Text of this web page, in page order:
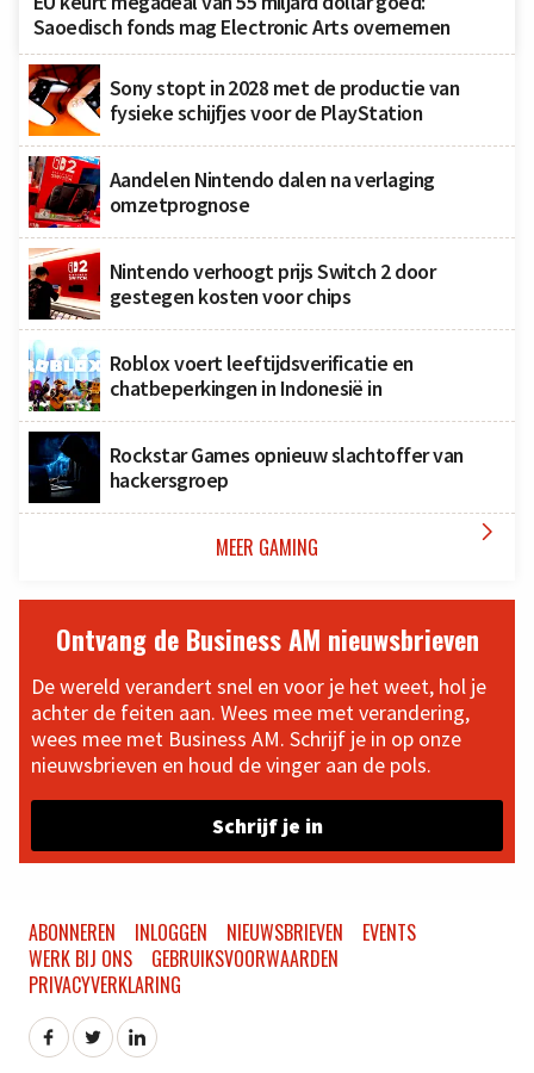
Saoedisch fonds mag Electronic Arts overnemen
Sony stopt in 2028 met de productie van
fysieke schijfjes voor de PlayStation
Aandelen Nintendo dalen na verlaging
omzetprognose
Nintendo verhoogt prijs Switch 2 door
gestegen kosten voor chips
Roblox voert leeftijdsverificatie en
chatbeperkingen in Indonesië in
Rockstar Games opnieuw slachtoffer van
hackersgroep
MEER GAMING 
Ontvang de Business AM nieuwsbrieven
De wereld verandert snel en voor je het weet, hol je
achter de feiten aan. Wees mee met verandering,
wees mee met Business AM. Schrijf je in op onze
nieuwsbrieven en houd de vinger aan de pols.
Schrijf je in
ABONNEREN INLOGGEN NIEUWSBRIEVEN
EVENTS
WERK BIJ ONS
GEBRUIKSVOORWAARDEN
PRIVACYVERKLARING